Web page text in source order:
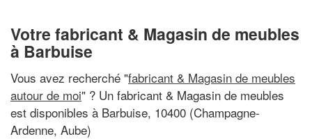
Votre fabricant & Magasin de meubles
à Barbuise
Vous avez recherché "fabricant & Magasin de meubles
autour de moi" ? Un fabricant & Magasin de meubles
est disponibles à Barbuise, 10400 (Champagne-
Ardenne, Aube)